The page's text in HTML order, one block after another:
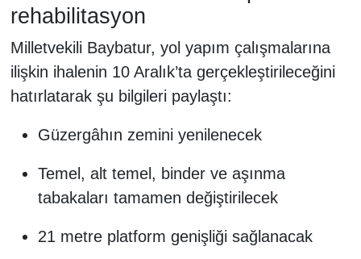
rehabilitasyon
Milletvekili Baybatur, yol yapım çalışmalarına
ilişkin ihalenin 10 Aralık’ta gerçekleştirileceğini
hatırlatarak şu bilgileri paylaştı:
Güzergâhın zemini yenilenecek
Temel, alt temel, binder ve aşınma
tabakaları tamamen değiştirilecek
21 metre platform genişliği sağlanacak